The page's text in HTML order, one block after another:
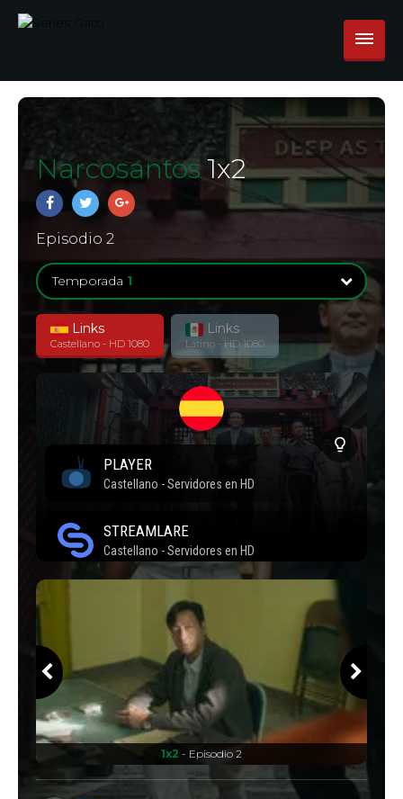
Narcosantos1x2
Episodio 2
Temporada 1
Temporada
6 Episodios
Temporada
Links
Castellano - HD 1080
Links
Latino - HD 1080
1x2 - Episodio 2